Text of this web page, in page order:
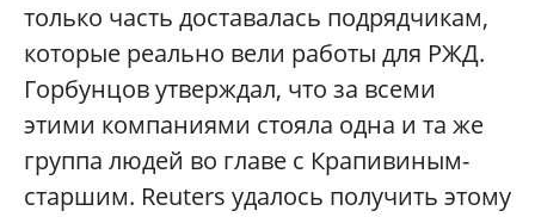
только часть доставалась подрядчикам,
которые реально вели работы для РЖД.
Горбунцов утверждал, что за всеми
этими компаниями стояла одна и та же
группа людей во главе с Крапивиным-
старшим. Reuters удалось получить этому